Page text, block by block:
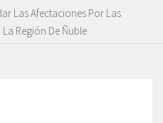
Las Afectaciones Por Las
Región De Ñuble